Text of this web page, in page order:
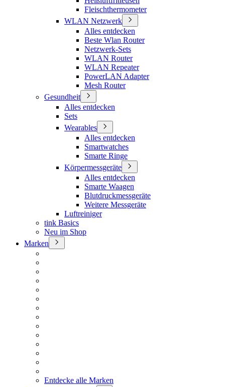
Fleischthermometer
WLAN Netzwerk
Alles entdecken
Beste Wlan Router
Netzwerk-Sets
WLAN Router
WLAN Repeater
PowerLAN Adapter
Mesh Router
Gesundheit
Alles entdecken
Sets
Wearables
Alles entdecken
Smartwatches
Smarte Ringe
Körpermessgeräte
Alles entdecken
Smarte Waagen
Blutdruckmessgeräte
Weitere Messgeräte
Luftreiniger
tink Basics
Neu im Shop
Marken
Entdecke alle Marken